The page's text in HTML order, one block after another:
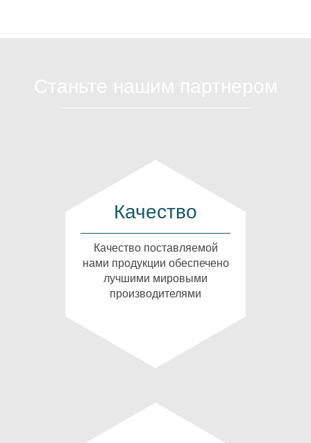
Качество
Качество поставляемой
нами продукции обеспечено
лучшими мировыми
производителями